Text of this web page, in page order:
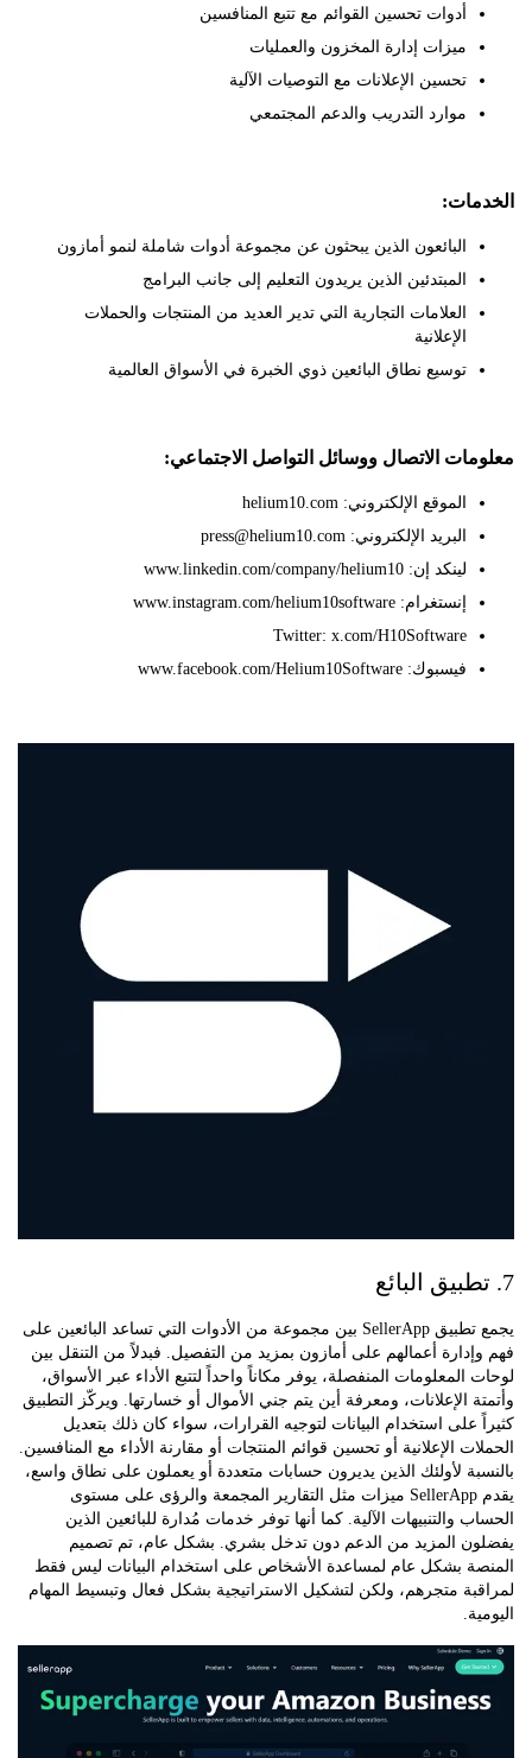
أدوات تحسين القوائم مع تتبع المنافسين
ميزات إدارة المخزون والعمليات
تحسين الإعلانات مع التوصيات الآلية
موارد التدريب والدعم المجتمعي
البائعون الذين يبحثون عن مجموعة أدوات شاملة لنمو أمازون
المبتدئين الذين يريدون التعليم إلى جانب البرامج
العلامات التجارية التي تدير العديد من المنتجات والحملات
توسيع نطاق البائعين ذوي الخبرة في الأسواق العالمية
الاتصال ووسائل التواصل الاجتماعي:
الموقع الإلكتروني: helium10.com
البريد الإلكتروني: press@helium10.com
لينكد إن: www.linkedin.com/company/helium10
إنستغرام: www.instagram.com/helium10software
Twitter: x.com/H10Software
فيسبوك: www.facebook.com/Helium10Software
يجمع تطبيق SellerApp بين مجموعة من الأدوات التي تساعد البائعين على
أعمالهم على أمازون بمزيد من التفصيل. فبدلاً من التنقل بين
المنفصلة، يوفر مكاناً واحداً لتتبع الأداء عبر الأسواق،
الإعلانات، ومعرفة أين يتم جني الأموال أو خسارتها. ويركّز التطبيق
على استخدام البيانات لتوجيه القرارات، سواء كان ذلك بتعديل
الإعلانية أو تحسين قوائم المنتجات أو مقارنة الأداء مع المنافسين.
لأولئك الذين يديرون حسابات متعددة أو يعملون على نطاق واسع،
يقدم SellerApp ميزات مثل التقارير المجمعة والرؤى على مستوى
والتنبيهات الآلية. كما أنها توفر خدمات مُدارة للبائعين الذين
المزيد من الدعم دون تدخل بشري. بشكل عام، تم تصميم
بشكل عام لمساعدة الأشخاص على استخدام البيانات ليس فقط
متجرهم، ولكن لتشكيل الاستراتيجية بشكل فعال وتبسيط المهام